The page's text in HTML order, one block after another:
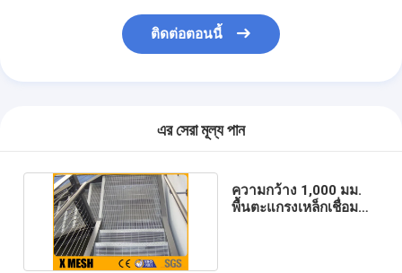
ติดต่อตอนนี้
এর সেরা মূল্য পান
ความกว้าง 1,000 มม.
พื้นตะแกรงเหล็กเชื่อม